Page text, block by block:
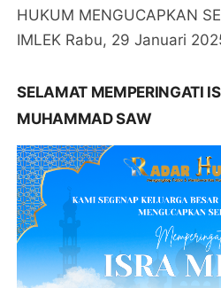
HUKUM MENGUCAPKAN
IMLEK Rabu, 29 Januari
SELAMAT MEMPERINGATI
MUHAMMAD SAW